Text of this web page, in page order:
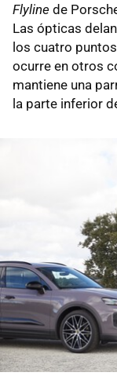
Flyline de
Las ópticas
los cuatro
ocurre en otros
mantiene una
la parte inferior